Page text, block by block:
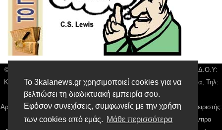
Το 3kalanews.gr χρησιμοποιεί cookies για να
βελτιώσει τη διαδικτυακή εμπειρία σου.
Εφόσον συνεχίσεις, συμφωνείς με την χρήση
των cookies από εμάς. Μάθε περισσότερα
© 3kala News | Διακριτικός Τίτλος: Orion Media, ΑΦΜ: 043750542, Δ.Ο.Υ:
Καρδίτσας, Υπο/μα Τρικάλων, Δ/νση: Τιουσόν 31 τ.κ 42132 Τρίκαλα, Τηλ:
24310 63300, email: news@3kalanews.gr
Αρ. Γεμή: 018804431000, Νόμιμος Εκπρόσωπος, Ιδιοκτήτης και Διαχειριστής:
Παναγιώτης Φιλίππου, Διευθύντρια: Γιαννουσά Βασιλική, Διευθύντιρα